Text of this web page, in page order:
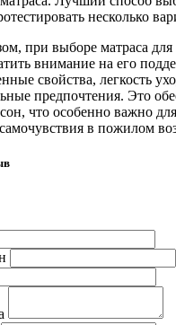
несколько
при выборе матраса
внимание на его
свойства, легкость
предпочтения. Это
что особенно важно
в пожилом